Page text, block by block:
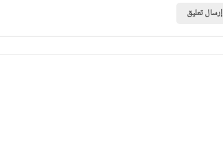
إرسال تعليق